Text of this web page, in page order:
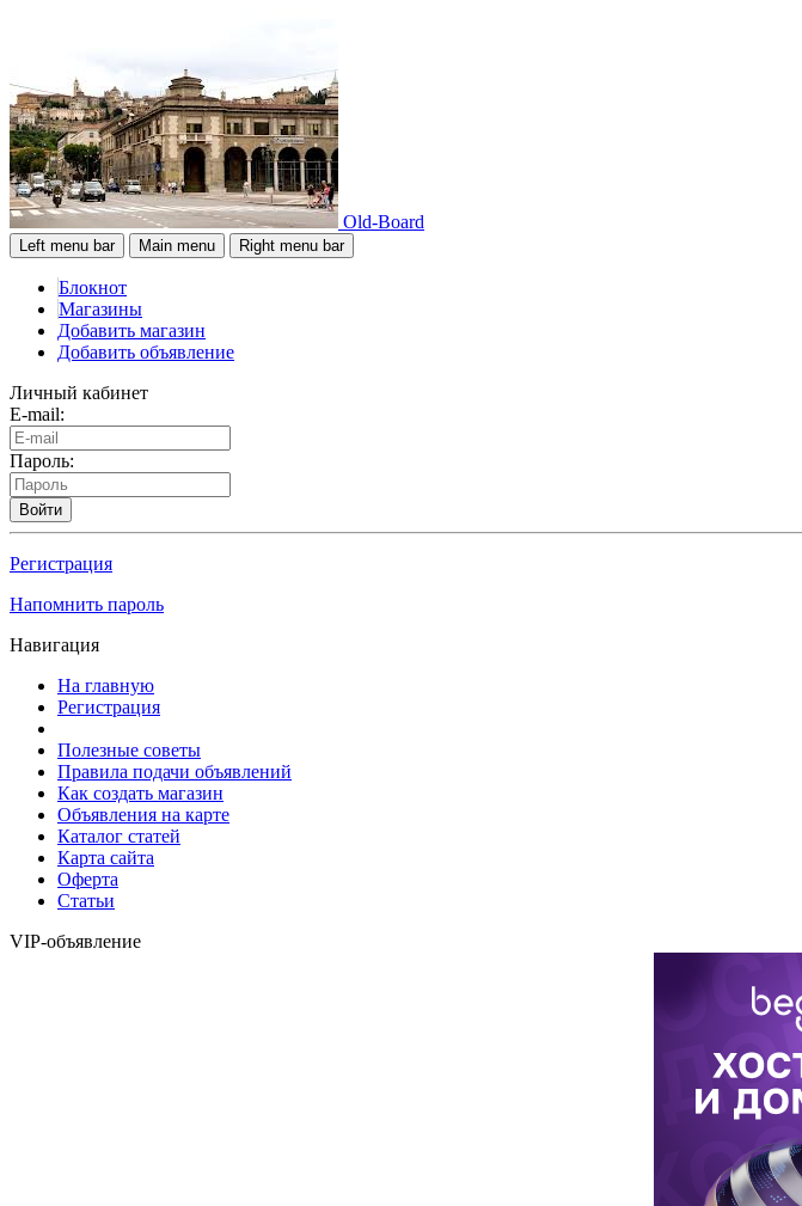
Old-Board
Left menu bar Main menu Right menu bar
Блокнот
Магазины
Добавить магазин
Добавить объявление
Личный кабинет
E-mail:
Пароль:
Войти
Регистрация
Напомнить пароль
Навигация
На главную
Регистрация
Полезные советы
Правила подачи объявлений
Как создать магазин
Объявления на карте
Каталог статей
Карта сайта
Оферта
Статьи
VIP-объявление